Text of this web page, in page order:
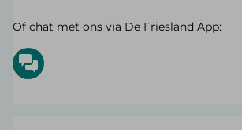
Of chat met ons via De Friesland App: